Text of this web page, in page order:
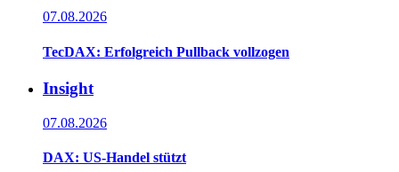
07.08.2026
TecDAX: Erfolgreich Pullback vollzogen
Insight
07.08.2026
DAX: US-Handel stützt